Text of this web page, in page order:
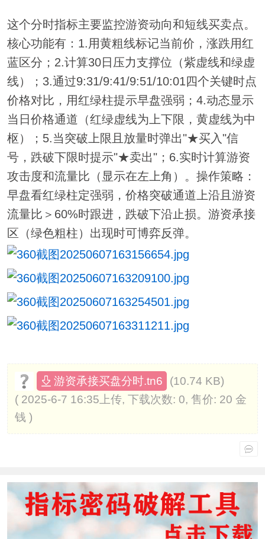
这个分时指标主要监控游资动向和短线买卖点。
核心功能有：1.用黄粗线标记当前价，涨跌用红
蓝区分；2.计算30日压力支撑位（紫虚线和绿虚
线）；3.通过9:31/9:41/9:51/10:01四个关键时点
价格对比，用红绿柱提示早盘强弱；4.动态显示
当日价格通道（红绿虚线为上下限，黄虚线为中
枢）；5.当突破上限且放量时弹出"★买入"信
号，跌破下限时提示"★卖出"；6.实时计算游资
攻击度和流量比（显示在左上角）。操作策略：
早盘看红绿柱定强弱，价格突破通道上沿且游资
流量比＞60%时跟进，跌破下沿止损。游资承接
区（绿色粗柱）出现时可博弈反弹。
游资承接买盘分时.tn6
(10.74 KB)
( 2025-6-7 16:35上传, 下载次数: 0, 售价: 20 金
钱 )